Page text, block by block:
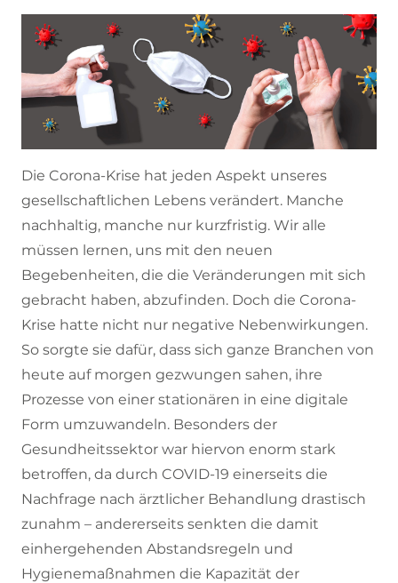
Die Corona-Krise hat jeden Aspekt unseres
gesellschaftlichen Lebens verändert. Manche
nachhaltig, manche nur kurzfristig. Wir alle
müssen lernen, uns mit den neuen
Begebenheiten, die die Veränderungen mit sich
gebracht haben, abzufinden. Doch die Corona-
Krise hatte nicht nur negative Nebenwirkungen.
So sorgte sie dafür, dass sich ganze Branchen von
heute auf morgen gezwungen sahen, ihre
Prozesse von einer stationären in eine digitale
Form umzuwandeln. Besonders der
Gesundheitssektor war hiervon enorm stark
betroffen, da durch COVID-19 einerseits die
Nachfrage nach ärztlicher Behandlung drastisch
zunahm – andererseits senkten die damit
einhergehenden Abstandsregeln und
Hygienemaßnahmen die Kapazität der